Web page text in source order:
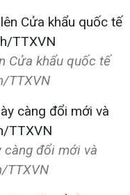
Cửa khẩu quốc tế
TTXVN
càng đổi mới và
TTXVN